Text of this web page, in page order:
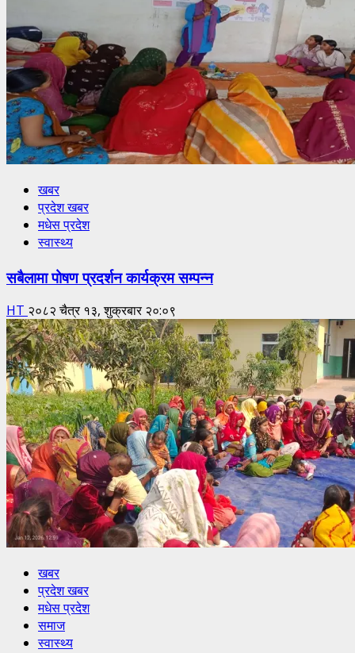
खबर
प्रदेश खबर
मधेस प्रदेश
स्वास्थ्य
सबैलामा पोषण प्रदर्शन कार्यक्रम सम्पन्न
HT २०८२ चैत्र १३, शुक्रबार २०:०९
खबर
प्रदेश खबर
मधेस प्रदेश
समाज
स्वास्थ्य